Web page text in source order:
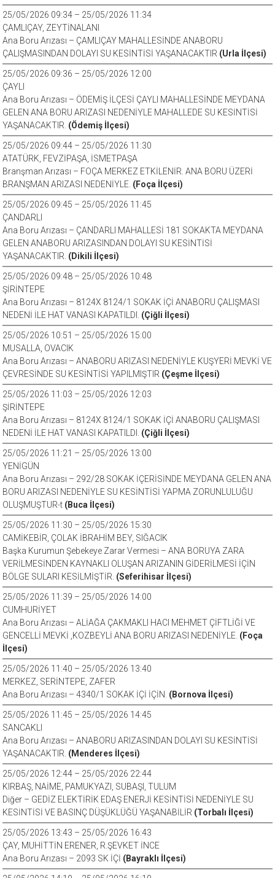
25/05/2026 09:34 – 25/05/2026 11:34
ÇAMLIÇAY, ZEYTİNALANI
Ana Boru Arızası – ÇAMLIÇAY MAHALLESİNDE ANABORU
ÇALIŞMASINDAN DOLAYI SU KESİNTİSİ YAŞANACAKTIR (Urla İlçesi)
25/05/2026 09:36 – 25/05/2026 12:00
ÇAYLI
Ana Boru Arızası – ÖDEMİŞ İLÇESİ ÇAYLI MAHALLESİNDE MEYDANA
GELEN ANA BORU ARIZASI NEDENİYLE MAHALLEDE SU KESİNTİSİ
YAŞANACAKTIR. (Ödemiş İlçesi)
25/05/2026 09:44 – 25/05/2026 11:30
ATATÜRK, FEVZİPAŞA, İSMETPAŞA
Branşman Arızası – FOÇA MERKEZ ETKİLENİR. ANA BORU ÜZERİ
BRANŞMAN ARIZASI NEDENİYLE. (Foça İlçesi)
25/05/2026 09:45 – 25/05/2026 11:45
ÇANDARLI
Ana Boru Arızası – ÇANDARLI MAHALLESİ 181 SOKAKTA MEYDANA
GELEN ANABORU ARIZASINDAN DOLAYI SU KESİNTİSİ
YAŞANACAKTIR. (Dikili İlçesi)
25/05/2026 09:48 – 25/05/2026 10:48
ŞİRİNTEPE
Ana Boru Arızası – 8124X 8124/1 SOKAK İÇİ ANABORU ÇALIŞMASI
NEDENİ İLE HAT VANASI KAPATILDI. (Çiğli İlçesi)
25/05/2026 10:51 – 25/05/2026 15:00
MUSALLA, OVACIK
Ana Boru Arızası – ANABORU ARIZASI NEDENİYLE KUŞYERİ MEVKİ VE
ÇEVRESİNDE SU KESİNTİSİ YAPILMIŞTIR (Çeşme İlçesi)
25/05/2026 11:03 – 25/05/2026 12:03
ŞİRİNTEPE
Ana Boru Arızası – 8124X 8124/1 SOKAK İÇİ ANABORU ÇALIŞMASI
NEDENİ İLE HAT VANASI KAPATILDI. (Çiğli İlçesi)
25/05/2026 11:21 – 25/05/2026 13:00
YENİGÜN
Ana Boru Arızası – 292/28 SOKAK İÇERİSİNDE MEYDANA GELEN ANA
BORU ARIZASI NEDENİYLE SU KESİNTİSİ YAPMA ZORUNLULUĞU
OLUŞMUŞTUR-t (Buca İlçesi)
25/05/2026 11:30 – 25/05/2026 15:30
CAMİKEBİR, ÇOLAK İBRAHİM BEY, SIĞACIK
Başka Kurumun Şebekeye Zarar Vermesi – ANA BORUYA ZARA
VERİLMESİNDEN KAYNAKLI OLUŞAN ARIZANIN GİDERİLMESİ İÇİN
BÖLGE SULARI KESİLMİŞTİR. (Seferihisar İlçesi)
25/05/2026 11:39 – 25/05/2026 14:00
CUMHURİYET
Ana Boru Arızası – ALİAĞA ÇAKMAKLI HACI MEHMET ÇİFTLİĞİ VE
GENCELLİ MEVKİ ,KOZBEYLİ ANA BORU ARIZASI NEDENİYLE. (Foça
İlçesi)
25/05/2026 11:40 – 25/05/2026 13:40
MERKEZ, SERİNTEPE, ZAFER
Ana Boru Arızası – 4340/1 SOKAK İÇİ İÇİN. (Bornova İlçesi)
25/05/2026 11:45 – 25/05/2026 14:45
SANCAKLI
Ana Boru Arızası – ANABORU ARIZASINDAN DOLAYI SU KESİNTİSİ
YAŞANACAKTIR. (Menderes İlçesi)
25/05/2026 12:44 – 25/05/2026 22:44
KIRBAŞ, NAİME, PAMUKYAZI, SUBAŞI, TULUM
Diğer – GEDİZ ELEKTİRİK EDAŞ ENERJİ KESİNTİSİ NEDENİYLE SU
KESİNTİSİ VE BASINÇ DÜŞÜKLÜĞÜ YAŞANABİLİR (Torbalı İlçesi)
25/05/2026 13:43 – 25/05/2026 16:43
ÇAY, MUHİTTİN ERENER, R.ŞEVKET İNCE
Ana Boru Arızası – 2093 SK İÇİ (Bayraklı İlçesi)